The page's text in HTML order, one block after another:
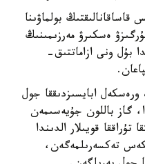
بولماۋىنا
ەسكىرۋ مەرزىمىنىڭ
بۇل ونى ازاماتتىق-
ابايسىزدىققا جول
گاز باللون جۇيەسىمەن
تۇراققا قويىلار الدىندا
تەكسەرىلمەگەن،